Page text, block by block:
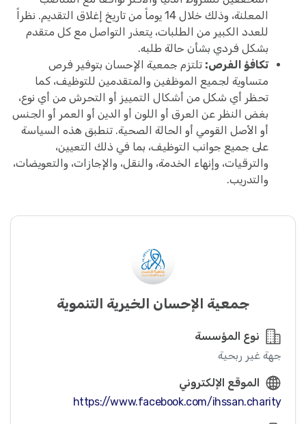
المعلنة، وذلك خلال 14 يوماً من تاريخ إغلاق التقديم. نظراً
للعدد الكبير من الطلبات، يتعذر التواصل مع كل متقدم
بشكل فردي بشأن حالة طلبه.
تكافؤ الفرص: تلتزم جمعية الإحسان بتوفير فرص
متساوية لجميع الموظفين والمتقدمين للتوظيف، كما
تحظر أي شكل من أشكال التمييز أو التحرش من أي نوع،
بغض النظر عن العرق أو اللون أو الدين أو العمر أو الجنس
أو الأصل القومي أو الحالة الصحية. تنطبق هذه السياسة
على جميع جوانب التوظيف، بما في ذلك التعيين،
والترقيات، وإنهاء الخدمة، والنقل، والإجازات، والتعويضات،
والتدريب.
جمعية الإحسان الخيرية التنموية
نوع المؤسسة
جهة غير ربحية
الموقع الإلكتروني
https://www.facebook.com/ihssan.charity